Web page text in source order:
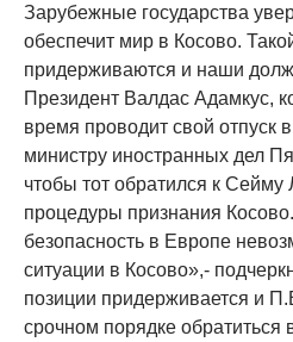
Зарубежные государства
обеспечит мир в Косово.
придерживаются и наши
Президент Валдас Адамкус,
время проводит свой отпуск
министру иностранных дел
чтобы тот обратился к
процедуры признания
безопасность в Европе
ситуации в Косово»,-
позиции придерживается и
срочном порядке обратиться